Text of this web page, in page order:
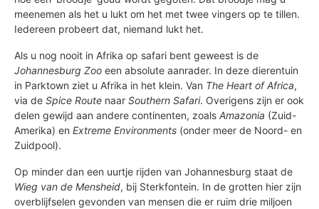
meenemen als het u lukt om het met twee vingers op te tillen.
Iedereen probeert dat, niemand lukt het.
Als u nog nooit in Afrika op safari bent geweest is de
Johannesburg Zoo een absolute aanrader. In deze dierentuin
in Parktown ziet u Afrika in het klein. Van The Heart of Africa,
via de Spice Route naar Southern Safari. Overigens zijn er ook
delen gewijd aan andere continenten, zoals Amazonia (Zuid-
Amerika) en Extreme Environments (onder meer de Noord- en
Zuidpool).
Op minder dan een uurtje rijden van Johannesburg staat de
Wieg van de Mensheid, bij Sterkfontein. In de grotten hier zijn
overblijfselen gevonden van mensen die er ruim drie miljoen